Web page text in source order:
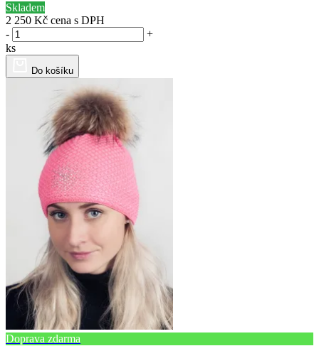
Skladem
2 250 Kč cena s DPH
-
+
ks
Do košíku
Doprava zdarma